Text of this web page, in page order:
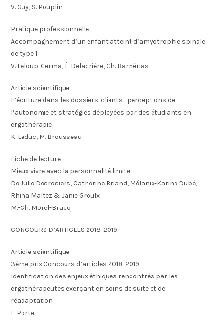
V. Guy, S. Pouplin
Pratique professionnelle
Accompagnement d’un enfant atteint d’amyotrophie spinale
de type 1
V. Leloup-Germa, É. Deladrière, Ch. Barnérias
Article scientifique
L’écriture dans les dossiers-clients : perceptions de
l’autonomie et stratégies déployées par des étudiants en
ergothérapie
K. Leduc, M. Brousseau
Fiche de lecture
Mieux vivre avec la personnalité limite
De Julie Desrosiers, Catherine Briand, Mélanie-Karine Dubé,
Rhina Maltez & Janie Groulx
M.-Ch. Morel-Bracq
CONCOURS D’ARTICLES 2018-2019
Article scientifique
3ème prix Concours d’articles 2018-2019
Identification des enjeux éthiques rencontrés par les
ergothérapeutes exerçant en soins de suite et de
réadaptation
L. Porte